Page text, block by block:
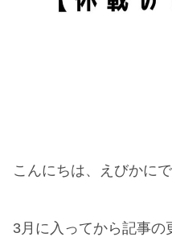
こんにちは、えびかにで
3月に入ってから記事の